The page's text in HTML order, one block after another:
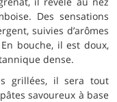
Des sensations
suivies d’arômes
bouche, il est doux,
dense.
grillées, il sera tout
savoureux à base